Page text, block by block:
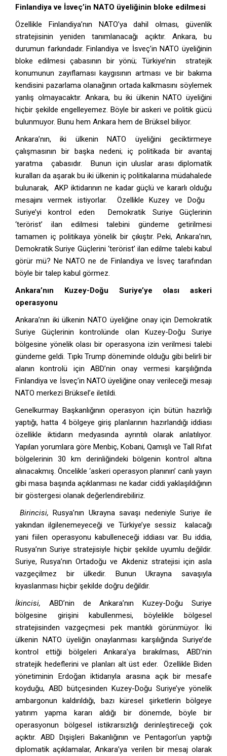
Finlandiya ve İsveç’in NATO üyeliğinin bloke edilmesi
Özellikle Finlandiya’nın NATO’ya dahil olması, güvenlik
stratejisinin yeniden tanımlanacağı açıktır. Ankara, bu
durumun farkındadır. Finlandiya ve İsveç’in NATO üyeliğinin
bloke edilmesi çabasının bir yönü; Türkiye’nin stratejik
konumunun zayıflaması kaygısının artması ve bir bakıma
kendisini pazarlama olanağının ortada kalkmasını söylemek
yanlış olmayacaktır. Ankara, bu iki ülkenin NATO üyeliğini
hiçbir şekilde engelleyemez. Böyle bir askeri ve politik gücü
bulunmuyor. Bunu hem Ankara hem de Brüksel biliyor.
Ankara’nın, iki ülkenin NATO üyeliğini geciktirmeye
çalışmasının bir başka nedeni; iç politikada bir avantaj
yaratma çabasıdır. Bunun için uluslar arası diplomatik
kuralları da aşarak bu iki ülkenin iç politikalarına müdahalede
bulunarak, AKP iktidarının ne kadar güçlü ve kararlı olduğu
mesajını vermek istiyorlar. Özellikle Kuzey ve Doğu
Suriye’yi kontrol eden Demokratik Suriye Güçlerinin
‘terörist’ ilan edilmesi talebini gündeme getirilmesi
tamamen iç politikaya yönelik bir çıkıştır. Peki, Ankara’nın,
Demokratik Suriye Güçlerini ‘terörist’ ilan edilme talebi kabul
görür mü? Ne NATO ne de Finlandiya ve İsveç tarafından
böyle bir talep kabul görmez.
Ankara’nın Kuzey-Doğu Suriye’ye olası askeri
operasyonu
Ankara’nın iki ülkenin NATO üyeliğine onay için Demokratik
Suriye Güçlerinin kontrolünde olan Kuzey-Doğu Suriye
bölgesine yönelik olası bir operasyona izin verilmesi talebi
gündeme geldi. Tıpkı Trump döneminde olduğu gibi belirli bir
alanın kontrolü için ABD’nin onay vermesi karşılığında
Finlandiya ve İsveç’in NATO üyeliğine onay verileceği mesajı
NATO merkezi Brüksel’e iletildi.
Genelkurmay Başkanlığının operasyon için bütün hazırlığı
yaptığı, hatta 4 bölgeye giriş planlarının hazırlandığı iddiası
özellikle iktidarın medyasında ayrıntılı olarak anlatılıyor.
Yapılan yorumlara göre Menbiç, Kobani, Qamışlı ve Tall Rıfat
bölgelerinin 30 km derinliğindeki bölgenin kontrol altına
alınacakmış. Öncelikle ‘askeri operasyon planının’ canlı yayın
gibi masa başında açıklanması ne kadar ciddi yaklaşıldığının
bir göstergesi olanak değerlendirebiliriz.
Birincisi, Rusya’nın Ukrayna savaşı nedeniyle Suriye ile
yakından ilgilenemeyeceği ve Türkiye’ye sessiz kalacağı
yani fiilen operasyonu kabulleneceği iddiası var. Bu iddia,
Rusya’nın Suriye stratejisiyle hiçbir şekilde uyumlu değildir.
Suriye, Rusya’nın Ortadoğu ve Akdeniz stratejisi için asla
vazgeçilmez bir ülkedir. Bunun Ukrayna savaşıyla
kıyaslanması hiçbir şekilde doğru değildir.
İkincisi, ABD’nin de Ankara’nın Kuzey-Doğu Suriye
bölgesine girişini kabullenmesi, böylelikle bölgesel
stratejisinden vazgeçmesi pek mantıklı görünmüyor. İki
ülkenin NATO üyeliğin onaylanması karşılığında Suriye’de
kontrol ettiği bölgeleri Ankara’ya bırakılması, ABD’nin
stratejik hedeflerini ve planları alt üst eder. Özellikle Biden
yönetiminin Erdoğan iktidarıyla arasına açık bir mesafe
koyduğu, ABD bütçesinden Kuzey-Doğu Suriye’ye yönelik
ambargonun kaldırıldığı, bazı küresel şirketlerin bölgeye
yatırım yapma kararı aldığı bir dönemde, böyle bir
operasyonun bölgesel istikrarsızlığı derinleştireceği çok
açıktır. ABD Dışişleri Bakanlığının ve Pentagon’un yaptığı
diplomatik açıklamalar, Ankara’ya verilen bir mesaj olarak